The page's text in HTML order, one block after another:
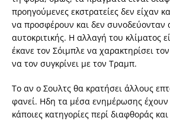
προηγούμενες εκστρατείες δεν είχαν
να προσφέρουν και δεν συνοδεύονταν
αυτοκριτικής. Η αλλαγή του κλίματος
έκανε τον Σόιμπλε να χαρακτηρίσει
να τον συγκρίνει με τον Τραμπ.
Το αν ο Σουλτς θα κρατήσει άλλους
φανεί. Ηδη τα μέσα ενημέρωσης έχουν
κάποιες κατηγορίες περί διαφθοράς